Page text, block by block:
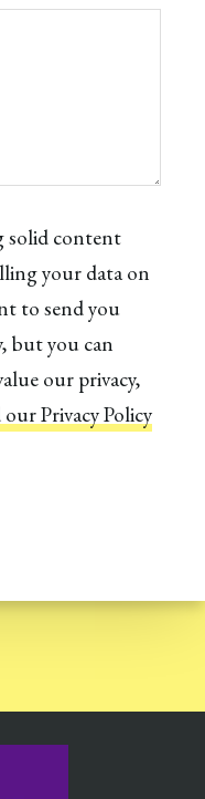
solid content
your data on
to send you
but you can
our privacy,
our Privacy Policy